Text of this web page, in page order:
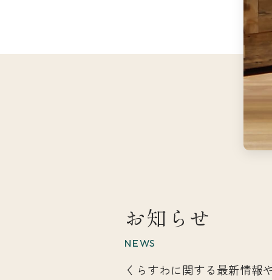
お知らせ
NEWS
くらすわに関する最新情報